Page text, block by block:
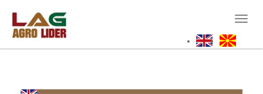
main
content